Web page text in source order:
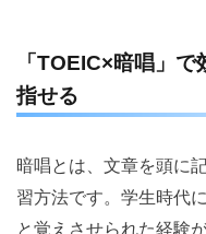
「TOEIC×暗唱」
指せる
暗唱とは、文章を頭に
習方法です。学生時代
と覚えさせられた経験